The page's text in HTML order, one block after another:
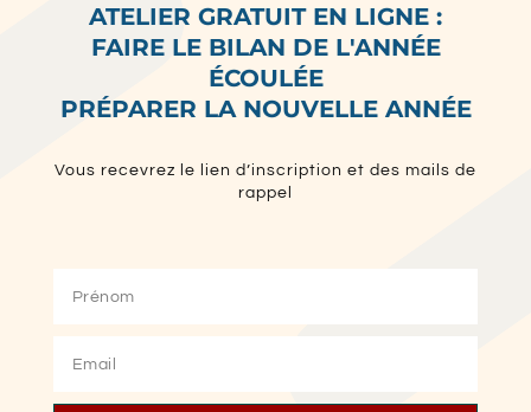
ATELIER GRATUIT EN LIGNE :
FAIRE LE BILAN DE L'ANNÉE
ÉCOULÉE
PRÉPARER LA NOUVELLE ANNÉE
Vous recevrez le lien d’inscription et des mails de
rappel